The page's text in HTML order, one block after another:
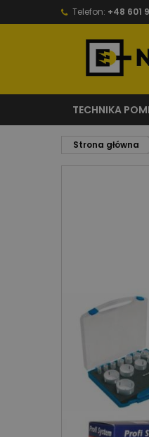
Telefon: +48 601
TECHNIKA
Strona główna